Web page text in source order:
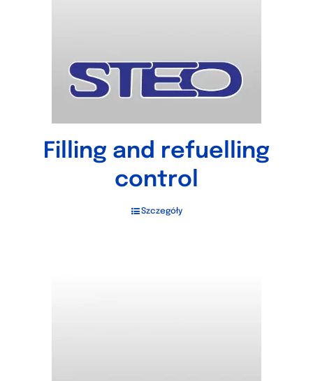
Filling and refuelling
control
Szczegóły